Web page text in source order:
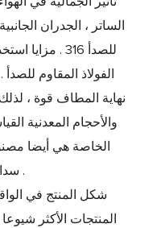
الساتر ، الجدران
نهاية المطاف قوة ،
والأحجام المعدنية
الخاصة هي أيضا
سداسي أنابيب الصلب الملحومة أو غير الملحومة ، وغيرها من المنتجات ، بما في ذلك لمحات ، والحانات ، والأسلاك ، المسبوكات .
شكل المنتج في
المنتجات الأكثر